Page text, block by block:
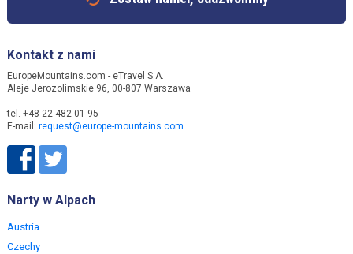
Kontakt z nami
EuropeMountains.com - eTravel S.A.
Aleje Jerozolimskie 96, 00-807 Warszawa
tel. +48 22 482 01 95
E-mail: request@europe-mountains.com
Narty w Alpach
Austria
Czechy